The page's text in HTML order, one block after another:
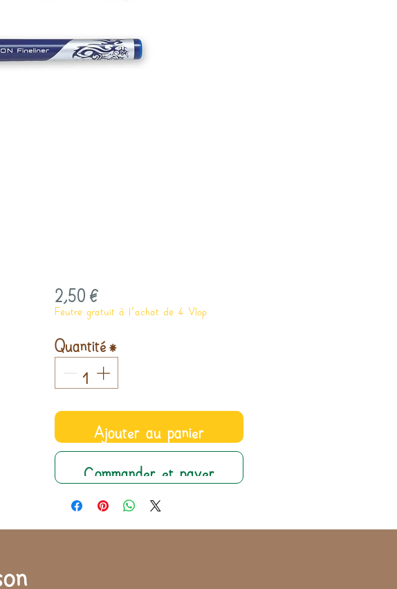
2,50 €Prix
Feutre gratuit à l'achat de 4 Vlop
Quantité
Ajouter au panier
Commander et payer